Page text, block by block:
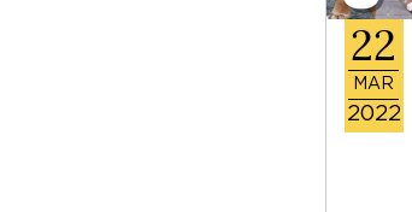
22
MAR
2022